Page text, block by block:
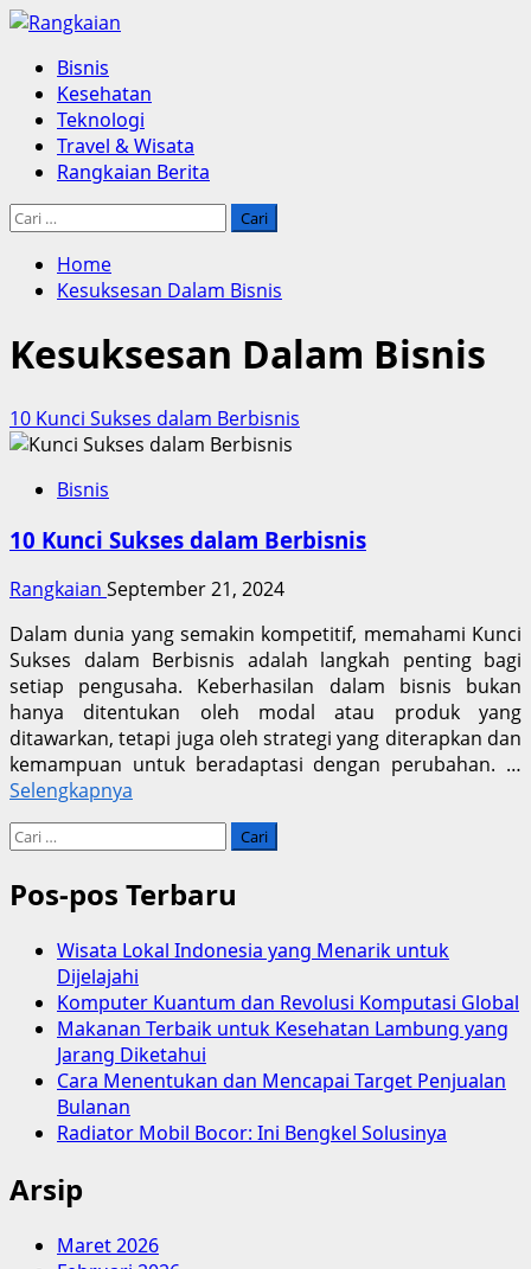
Skip
content
Primary
Menu
Bisnis
Kesehatan
Teknologi
Travel & Wisata
Rangkaian Berita
Cari
Home
Kesuksesan Dalam Bisnis
Kesuksesan Dalam Bisnis
10 Kunci Sukses dalam Berbisnis
Bisnis
10 Kunci Sukses dalam Berbisnis
Rangkaian September 21, 2024
Dalam dunia yang semakin kompetitif, memahami Kunci
Sukses dalam Berbisnis adalah langkah penting bagi
setiap pengusaha. Keberhasilan dalam bisnis bukan
hanya ditentukan oleh modal atau produk yang
ditawarkan, tetapi juga oleh strategi yang diterapkan dan
kemampuan untuk beradaptasi dengan perubahan. …
Selengkapnya
Cari
Pos-pos Terbaru
Wisata Lokal Indonesia yang Menarik untuk
Dijelajahi
Komputer Kuantum dan Revolusi Komputasi Global
Makanan Terbaik untuk Kesehatan Lambung yang
Jarang Diketahui
Cara Menentukan dan Mencapai Target Penjualan
Bulanan
Radiator Mobil Bocor: Ini Bengkel Solusinya
Arsip
Maret 2026